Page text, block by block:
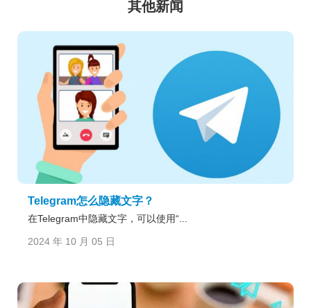
其他新闻
Telegram怎么隐藏文字？
在Telegram中隐藏文字，可以使用“...
2024 年 10 月 05 日